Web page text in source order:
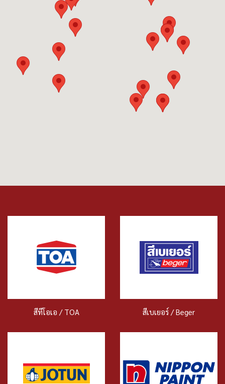
สีทีโอเอ / TOA สีเบเยอร์ / Beger